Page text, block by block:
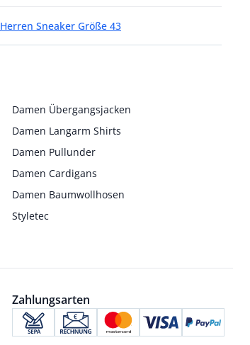
Herren Sneaker Größe 43
Damen Übergangsjacken
Damen Langarm Shirts
Damen Pullunder
Damen Cardigans
Damen Baumwollhosen
Styletec
Zahlungsarten